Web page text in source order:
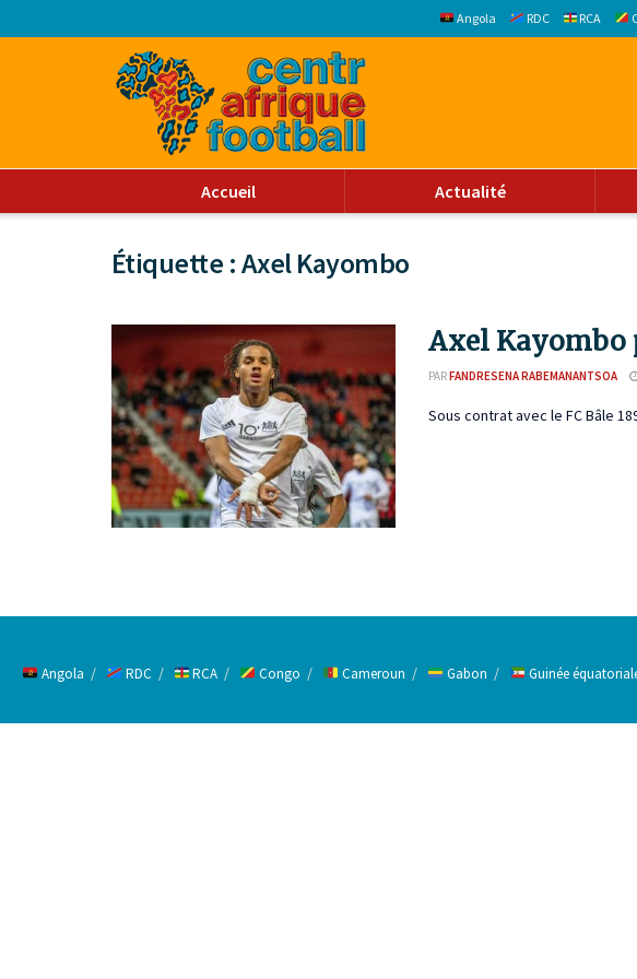
Angola RDC RCA
Accueil Actualité
Étiquette :Axel Kayombo
Axel Kayombo
PARFANDRESENA RABEMANANTSOA
Sous contrat avec le FC Bâle
Angola RDC RCA Congo Cameroun Gabon Guinée